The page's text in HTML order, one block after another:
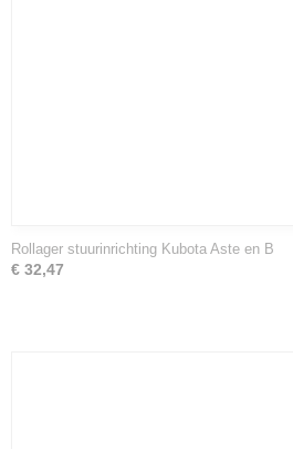
Rollager stuurinrichting Kubota Aste en B
€ 32,47